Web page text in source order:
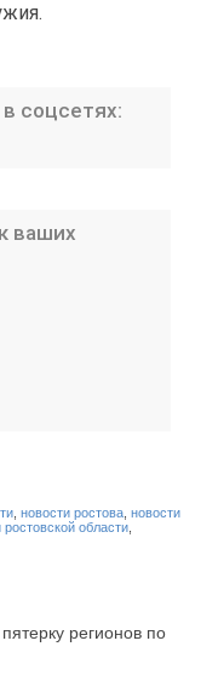
соцсетях:
ваших
новости ростова новости
области
регионов по